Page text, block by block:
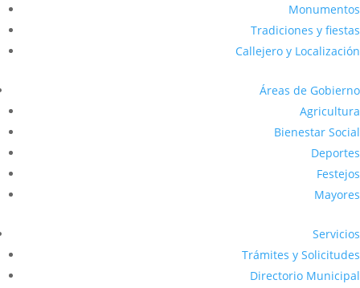
Monumentos
Tradiciones y fiestas
Callejero y Localización
Áreas de Gobierno
Agricultura
Bienestar Social
Deportes
Festejos
Mayores
Servicios
Trámites y Solicitudes
Directorio Municipal